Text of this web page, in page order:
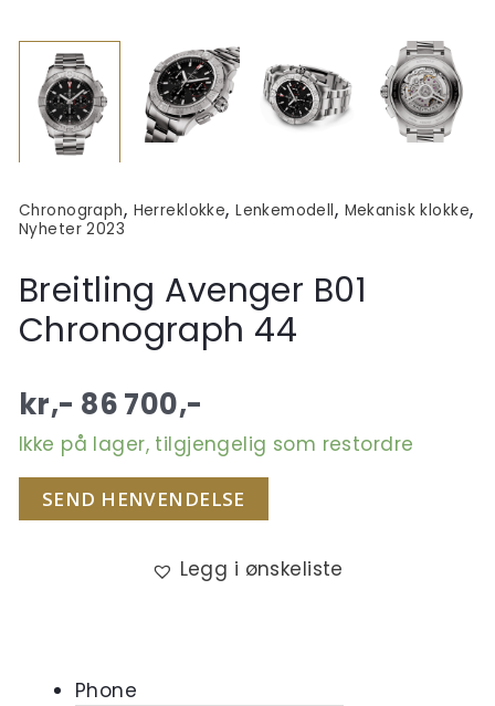
Chronograph, Herreklokke,Lenkemodell, Mekanisk klokke,
Nyheter 2023
Breitling Avenger B01
Chronograph 44
kr,- 86 700,-
Ikke på lager, tilgjengelig som restordre
SEND HENVENDELSE
Legg i ønskeliste
Phone